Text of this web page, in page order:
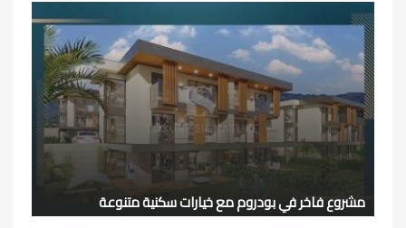
مشروع فاخر في بودروم مع خيارات سكنية متنوعة